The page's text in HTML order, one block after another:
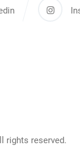
rights reserved.